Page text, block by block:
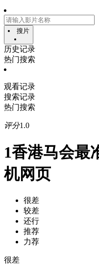
搜片
历史记录
热门搜索
观看记录
搜索记录
热门搜索
评分1.0
1香港马会最
机网页
很差
较差
还行
推荐
力荐
很差